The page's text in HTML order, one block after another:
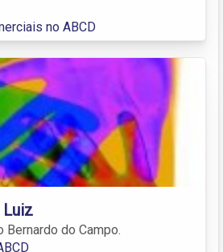
no ABCD
do Campo.